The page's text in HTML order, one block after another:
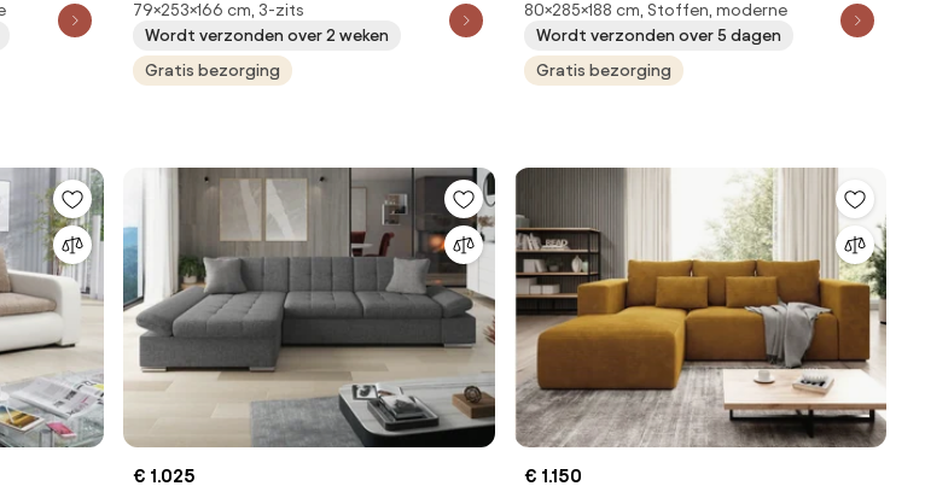
kg,
Aanwezig, 253x166x79cm, 109 kg,
Poten: Kunststof
79×253×166 cm, 3-zits
Wordt verzonden over 2 weken
Gratis bezorging
Aanwezig, 285x188x80cm, 119.9 kg,
Poten: Kunststof, Metaal
80×285×188 cm, Stoffen, moderne
Wordt verzonden over 5 dagen
Gratis bezorging
€ 1.025
€ 1.150